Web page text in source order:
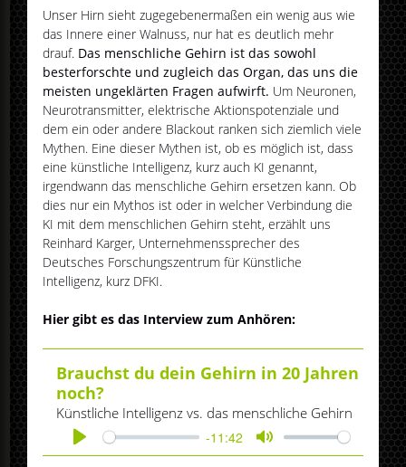
Unser Hirn sieht zugegebenermaßen ein wenig aus wie
das Innere einer Walnuss, nur hat es deutlich mehr
drauf. Das menschliche Gehirn ist das sowohl
besterforschte und zugleich das Organ, das uns die
meisten ungeklärten Fragen aufwirft. Um Neuronen,
Neurotransmitter, elektrische Aktionspotenziale und
dem ein oder andere Blackout ranken sich ziemlich viele
Mythen. Eine dieser Mythen ist, ob es möglich ist, dass
eine künstliche Intelligenz, kurz auch KI genannt,
irgendwann das menschliche Gehirn ersetzen kann. Ob
dies nur ein Mythos ist oder in welcher Verbindung die
KI mit dem menschlichen Gehirn steht, erzählt uns
Reinhard Karger, Unternehmenssprecher des
Deutsches Forschungszentrum für Künstliche
Intelligenz, kurz DFKI.
Hier gibt es das Interview zum Anhören:
Brauchst du dein Gehirn in 20 Jahren
noch?
Künstliche Intelligenz vs. das menschliche Gehirn
Play
-11:42
Mute